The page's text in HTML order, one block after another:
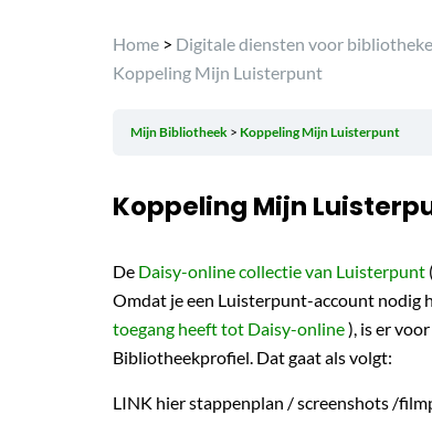
Home > Digitale diensten voor
Koppeling Mijn Luisterpunt
Mijn Bibliotheek Koppeling Mijn Luisterpunt
Koppeling Mijn
De Daisy-online collectie van Luisterpunt
Omdat je een Luisterpunt-account nodig
toegang heeft tot Daisy-online), is er
Bibliotheekprofiel. Dat gaat als volgt:
LINK hier stappenplan / screenshots /